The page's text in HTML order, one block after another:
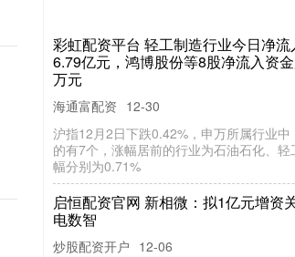
6.79亿元，鸿博股份等8股净流入资金
万元
海通富配资 12-30
沪指12月2日下跌0.42%，申万所属行业
的有7个，涨幅居前的行业为石油石化、轻
幅分别为0.71%
启恒配资官网 新相微：拟1亿元增资关
电数智
炒股配资开户 12-06